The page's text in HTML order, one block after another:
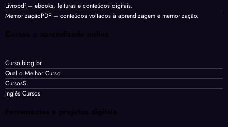
Livropdf– ebooks, leituras e conteúdos digitais.
MemorizaçãoPDF – conteúdos voltados à aprendizagem e memorização.
Cursos e aprendizado online
Curso.blog.br
Qual o Melhor Curso
CursosS
Inglês Cursos
Ferramentas e projetos digitais